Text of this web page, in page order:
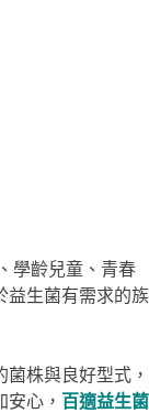
學齡兒童、青春
益生菌有需求的族
株與良好型式，
心， 百適益生菌